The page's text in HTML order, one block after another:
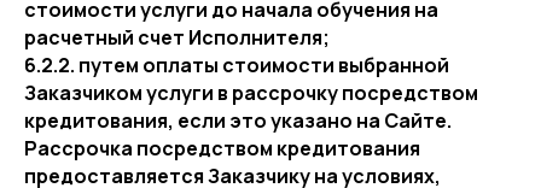
стоимости услуги до начала обучения на
расчетный счет Исполнителя;
6.2.2. путем оплаты стоимости выбранной
Заказчиком услуги в рассрочку посредством
кредитования, если это указано на Сайте.
Рассрочка посредством кредитования
предоставляется Заказчику на условиях,